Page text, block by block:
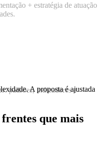
+ estratégia de atuação
padrões, indicadores e
A proposta é ajustada
que mais